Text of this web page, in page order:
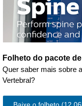
Folheto do pacote
Quer saber mais sobre
Vertebral?